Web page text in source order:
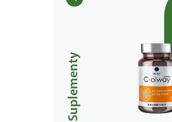
Suplementy